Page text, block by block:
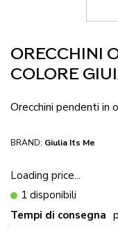
ORECCHINI
COLORE
Orecchini pendenti
BRAND: Giulia Its Me
Loading price...
1 disponibili
Tempi di consegna